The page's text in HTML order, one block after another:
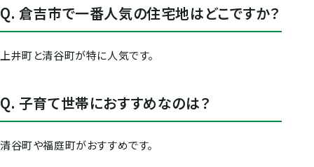
Q. 倉吉市で一番人気の住宅地はどこですか？
上井町と清谷町が特に人気です。
Q. 子育て世帯におすすめなのは？
清谷町や福庭町がおすすめです。